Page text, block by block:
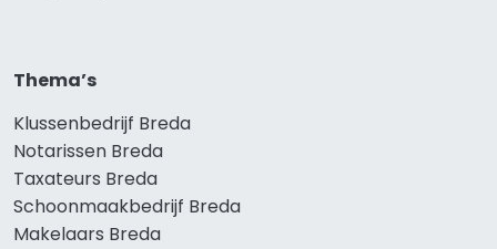
Thema’s
Klussenbedrijf Breda
Notarissen Breda
Taxateurs Breda
Schoonmaakbedrijf Breda
Makelaars Breda